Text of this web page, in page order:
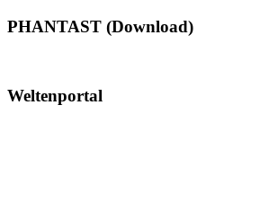
PHANTAST (Download)
Weltenportal